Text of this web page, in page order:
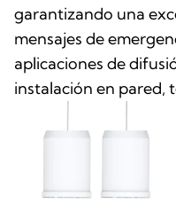
garantizando una
mensajes de
aplicaciones de
instalación en pared,